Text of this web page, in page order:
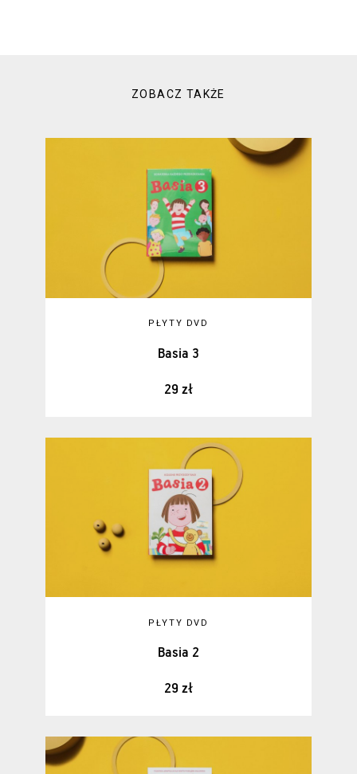
ZOBACZ TAKŻE
PŁYTY DVD
Basia 3
29 zł
PŁYTY DVD
Basia 2
29 zł